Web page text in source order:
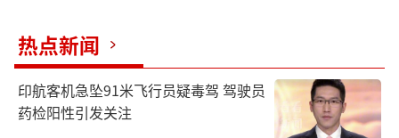
热点新闻
印航客机急坠91米飞行员疑毒驾 驾驶员
药检阳性引发关注